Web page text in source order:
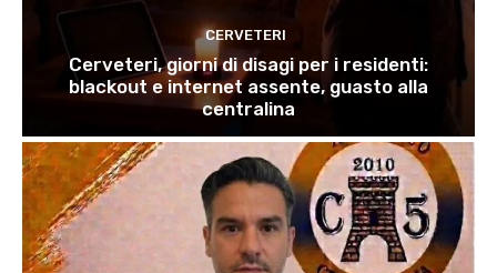
CERVETERI
Cerveteri, giorni di disagi per i residenti:
blackout e internet assente, guasto alla
centralina